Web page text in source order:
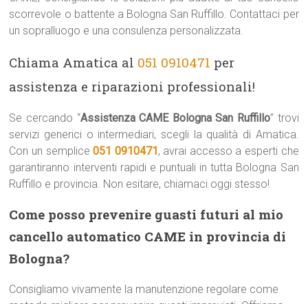
scorrevole o battente a Bologna San Ruffillo. Contattaci per
un sopralluogo e una consulenza personalizzata.
Chiama Amatica al 051 0910471 per
assistenza e riparazioni professionali!
Se cercando “Assistenza CAME Bologna San Ruffillo” trovi
servizi generici o intermediari, scegli la qualità di Amatica.
Con un semplice051 0910471, avrai accesso a esperti che
garantiranno interventi rapidi e puntuali in tutta Bologna San
Ruffillo e provincia. Non esitare, chiamaci oggi stesso!
Come posso prevenire guasti futuri al mio
cancello automatico CAME in provincia di
Bologna?
Consigliamo vivamente la manutenzione regolare come